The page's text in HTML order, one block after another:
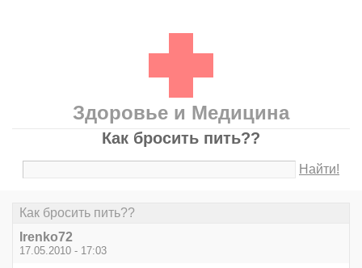
Здоровье и Медицина
Как бросить пить??
Найти!
Как бросить пить??
Irenko72
17.05.2010 - 17:03